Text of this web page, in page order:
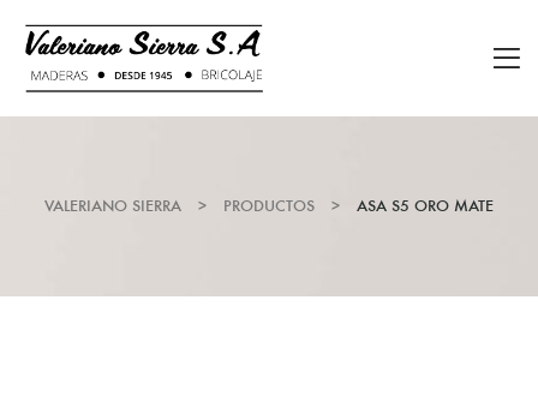
VALERIANO SIERRA > PRODUCTOS > ASA S5 ORO MATE